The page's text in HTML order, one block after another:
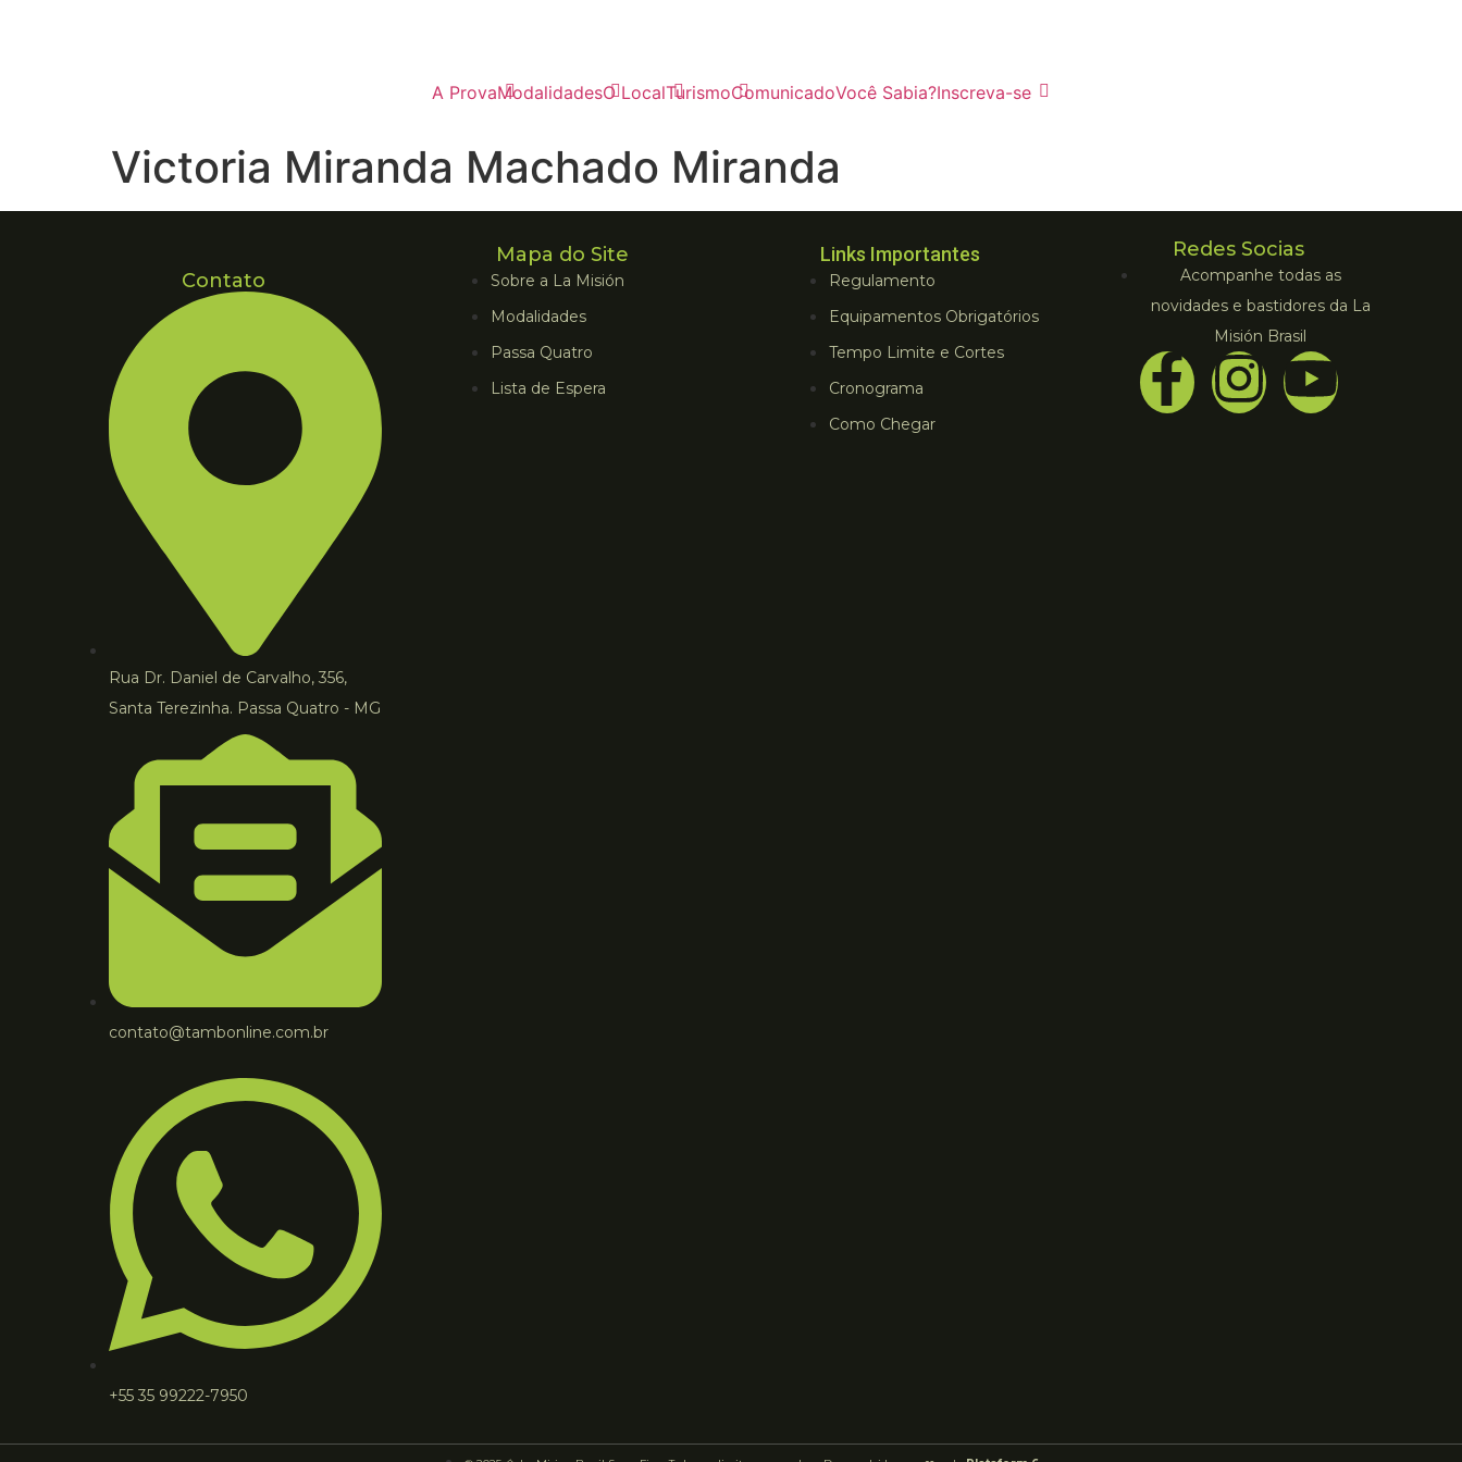
A ProvaModalidadesO LocalTurismoComunicadoVocê Sabia?Inscreva-se
Victoria Miranda Machado Miranda
Contato
Rua Dr. Daniel de Carvalho, 356,
Santa Terezinha. Passa Quatro - MG
contato@tambonline.com.br
+55 35 99222-7950
Mapa do Site
Sobre a La Misión
Modalidades
Passa Quatro
Lista de Espera
Links Importantes
Regulamento
Equipamentos Obrigatórios
Tempo Limite e Cortes
Cronograma
Como Chegar
Redes Socias
Acompanhe todas as
novidades e bastidores da La
Misión Brasil